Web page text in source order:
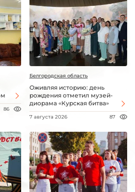
86
Белгородская область
Оживляя историю: день
рождения отметил музей-
диорама «Курская битва»
7 августа 2026 87